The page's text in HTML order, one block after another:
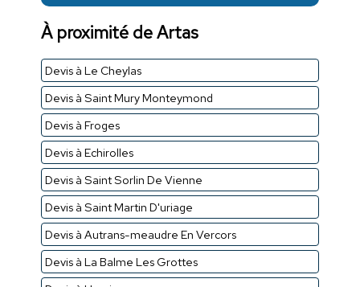
À proximité de Artas
Devis à Le Cheylas
Devis à Saint Mury Monteymond
Devis à Froges
Devis à Echirolles
Devis à Saint Sorlin De Vienne
Devis à Saint Martin D'uriage
Devis à Autrans-meaudre En Vercors
Devis à La Balme Les Grottes